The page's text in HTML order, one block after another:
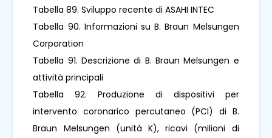
Tabella 89. Sviluppo recente di ASAHI INTEC
Tabella 90. Informazioni su B. Braun Melsungen
Corporation
Tabella 91. Descrizione di B. Braun Melsungen e
attività principali
Tabella 92. Produzione di dispositivi per
intervento coronarico percutaneo (PCI) di B.
Braun Melsungen (unità K), ricavi (milioni di